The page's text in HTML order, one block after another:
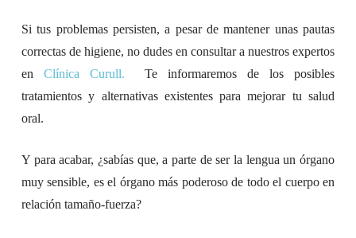
Si tus problemas persisten, a pesar de mantener unas pautas
correctas de higiene, no dudes en consultar a nuestros expertos
en Clínica Curull.
Te informaremos de los posibles
tratamientos y alternativas existentes para mejorar tu salud
oral.
Y para acabar, ¿sabías que, a parte de ser la lengua un órgano
muy sensible, es el órgano más poderoso de todo el cuerpo en
relación tamaño-fuerza?